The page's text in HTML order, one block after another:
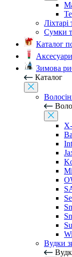
Сумки
Каталог
Зимова
Каталог
Вудки